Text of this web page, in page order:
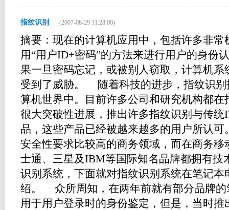
指纹识别 (2007-08-29 11:28:00)
摘要：现在的计算机应用中，包括许多非
用“用户ID+密码”的方法来进行用户的身份
果一旦密码忘记，或被别人窃取，计算机
受到了威胁。 随着科技的进步，指纹识别
算机世界中。目前许多公司和研究机构都
很大突破性进展，推出许多指纹识别与传
品，这些产品已经被越来越多的用户所认
安全性要求比较高的商务领域，而在商务
士通、三星及IBM等国际知名品牌都拥有技
识别系统，下面就对指纹识别系统在笔记
绍。 众所周知，在两年前就有部分品牌的
用于用户登录时的身份鉴定，但是，当时